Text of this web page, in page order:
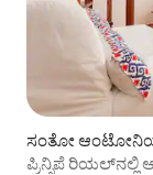
ಸಂತೋ
ಪ್ರಿನ್ಸಿಪೆ ರಿಯಲ್‌ನಲ್ಲಿ